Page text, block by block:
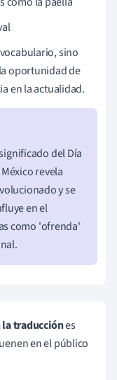
sino
oportunidad de
en la actualidad.
del Día
revela
y se
en el
como 'ofrenda'
traducciónes
en el público